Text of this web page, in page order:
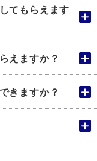
てもらえます
えますか？
きますか？